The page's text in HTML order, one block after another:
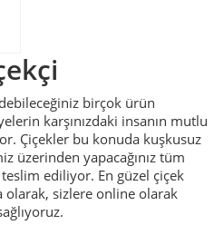
birçok ürün
karşınızdaki insanın mutlu
Çiçekler bu konuda kuşkusuz
üzerinden yapacağınız tüm
ediliyor. En güzel çiçek
sizlere online olarak